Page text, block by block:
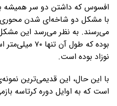
افسوس که داشتن دو سر همیشه
با مشکل دو شاخه‌ای شدن محوری
می‌رسند. به نظر می‌رسد این
بوده که طول
نوزاد بوده است.
با این حال، این قدیمی‌ترین
است که به اوایل دوره کرتاسه